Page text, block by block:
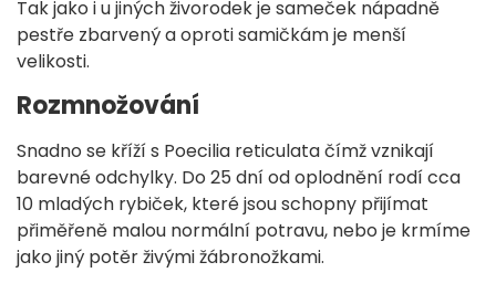
Tak jako i u jiných živorodek je sameček nápadně
pestře zbarvený a oproti samičkám je menší
velikosti.
Rozmnožování
Snadno se kříží s Poecilia reticulata čímž vznikají
barevné odchylky. Do 25 dní od oplodnění rodí cca
10 mladých rybiček, které jsou schopny přijímat
přiměřeně malou normální potravu, nebo je krmíme
jako jiný potěr živými žábronožkami.